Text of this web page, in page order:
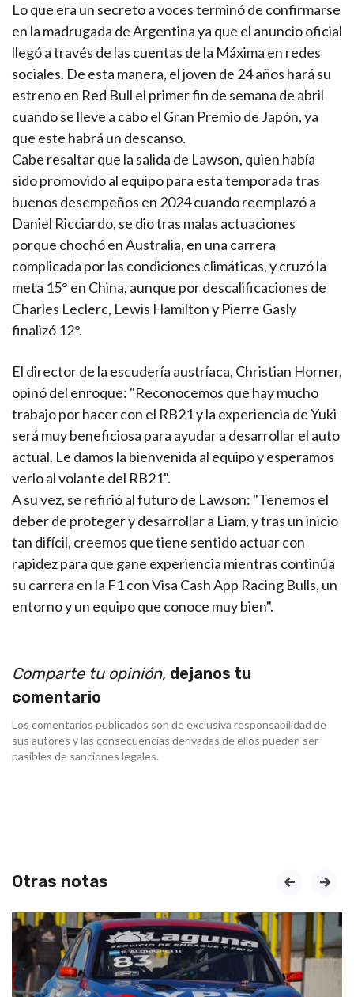
Lo que era un secreto a voces terminó de confirmarse
en la madrugada de Argentina ya que el anuncio oficial
llegó a través de las cuentas de la Máxima en redes
sociales. De esta manera, el joven de 24 años hará su
estreno en Red Bull el primer fin de semana de abril
cuando se lleve a cabo el Gran Premio de Japón, ya
que este habrá un descanso.
Cabe resaltar que la salida de Lawson, quien había
sido promovido al equipo para esta temporada tras
buenos desempeños en 2024 cuando reemplazó a
Daniel Ricciardo, se dio tras malas actuaciones
porque chochó en Australia, en una carrera
complicada por las condiciones climáticas, y cruzó la
meta 15° en China, aunque por descalificaciones de
Charles Leclerc, Lewis Hamilton y Pierre Gasly
finalizó 12°.
El director de la escudería austríaca, Christian Horner,
opinó del enroque: "Reconocemos que hay mucho
trabajo por hacer con el RB21 y la experiencia de Yuki
será muy beneficiosa para ayudar a desarrollar el auto
actual. Le damos la bienvenida al equipo y esperamos
verlo al volante del RB21".
A su vez, se refirió al futuro de Lawson: "Tenemos el
deber de proteger y desarrollar a Liam, y tras un inicio
tan difícil, creemos que tiene sentido actuar con
rapidez para que gane experiencia mientras continúa
su carrera en la F1 con Visa Cash App Racing Bulls, un
entorno y un equipo que conoce muy bien".
Comparte tu opinión, dejanos tu
comentario
Los comentarios publicados son de exclusiva responsabilidad de
sus autores y las consecuencias derivadas de ellos pueden ser
pasibles de sanciones legales.
Otras notas prev next